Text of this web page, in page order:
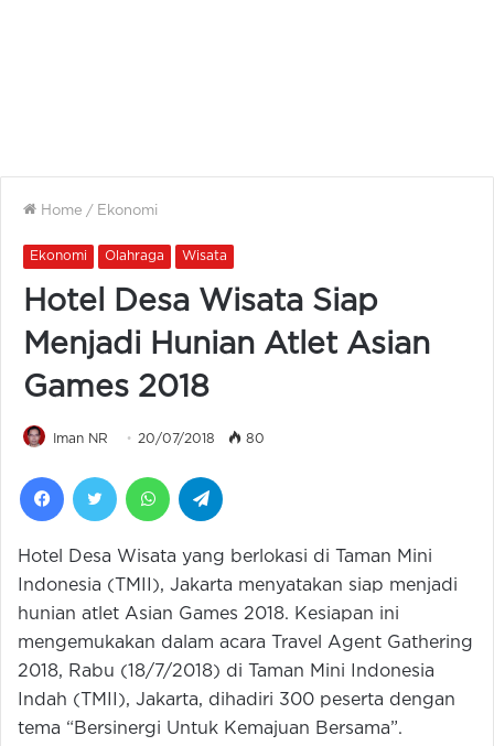
Home / Ekonomi
Ekonomi Olahraga Wisata
Hotel Desa Wisata Siap
Menjadi Hunian Atlet Asian
Games 2018
Iman NR 20/07/2018 80
FacebookTwitter WhatsApp
Hotel Desa Wisata yang berlokasi di Taman Mini
Indonesia (TMII), Jakarta menyatakan siap menjadi
hunian atlet Asian Games 2018. Kesiapan ini
mengemukakan dalam acara Travel Agent Gathering
2018, Rabu (18/7/2018) di Taman Mini Indonesia
Indah (TMII), Jakarta, dihadiri 300 peserta dengan
tema “Bersinergi Untuk Kemajuan Bersama”.